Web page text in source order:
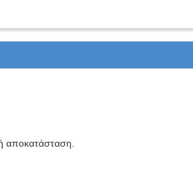
αποκατάσταση.